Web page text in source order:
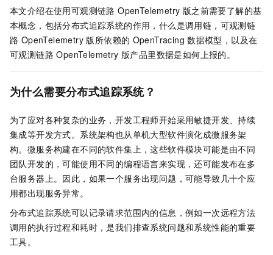
本文介绍在使用可观测链路 OpenTelemetry 版之前需要了解的基
本概念，包括分布式追踪系统的作用，什么是调用链， 可观测链
路 OpenTelemetry 版所依赖的 OpenTracing 数据模型，以及在
可观测链路 OpenTelemetry 版产品里数据是如何上报的。
为什么需要分布式追踪系统？
为了应对各种复杂的业务，开发工程师开始采用敏捷开发、持续
集成等开发方式。系统架构也从单机大型软件演化成微服务架
构。微服务构建在不同的软件集上，这些软件模块可能是由不同
团队开发的，可能使用不同的编程语言来实现，还可能发布在多
台服务器上。因此，如果一个服务出现问题，可能导致几十个应
用都出现服务异常。
分布式追踪系统可以记录请求范围内的信息，例如一次远程方法
调用的执行过程和耗时，是我们排查系统问题和系统性能的重要
工具。